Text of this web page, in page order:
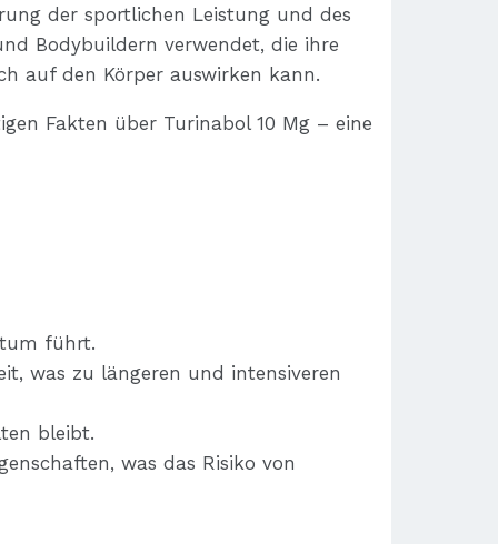
der sportlichen Leistung und des
Bodybuildern verwendet, die ihre
auf den Körper auswirken kann.
Fakten über Turinabol 10 Mg – eine
führt.
was zu längeren und intensiveren
bleibt.
was das Risiko von